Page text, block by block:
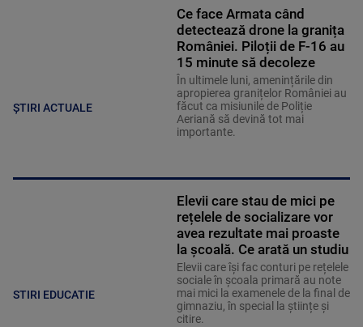
ȘTIRI ACTUALE
Ce face Armata când
detectează drone la granița
României. Piloții de F-16 au
15 minute să decoleze
În ultimele luni, amenințările din
apropierea granițelor României au
făcut ca misiunile de Poliție
Aeriană să devină tot mai
importante.
STIRI EDUCATIE
Elevii care stau de mici pe
rețelele de socializare vor
avea rezultate mai proaste
la școală. Ce arată un studiu
Elevii care îşi fac conturi pe rețelele
sociale în școala primară au note
mai mici la examenele de la final de
gimnaziu, în special la științe și
citire.